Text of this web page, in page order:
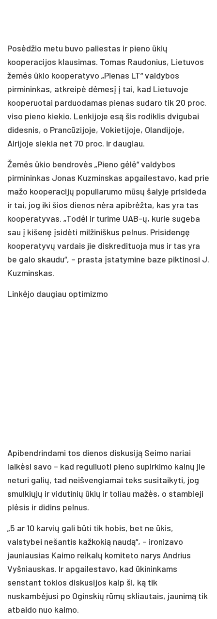
Posėdžio metu buvo paliestas ir pieno ūkių
kooperacijos klausimas. Tomas Raudonius, Lietuvos
žemės ūkio kooperatyvo „Pienas LT“ valdybos
pirmininkas, atkreipė dėmesį į tai, kad Lietuvoje
kooperuotai parduodamas pienas sudaro tik 20 proc.
viso pieno kiekio. Lenkijoje esą šis rodiklis dvigubai
didesnis, o Prancūzijoje, Vokietijoje, Olandijoje,
Airijoje siekia net 70 proc. ir daugiau.
Žemės ūkio bendrovės „Pieno gėlė“ valdybos
pirmininkas Jonas Kuzminskas apgailestavo, kad prie
mažo kooperacijų populiarumo mūsų šalyje prisideda
ir tai, jog iki šios dienos nėra apibrėžta, kas yra tas
kooperatyvas. „Todėl ir turime UAB-ų, kurie sugeba
sau į kišenę įsidėti milžiniškus pelnus. Prisidengę
kooperatyvų vardais jie diskredituoja mus ir tas yra
be galo skaudu“, – prasta įstatymine baze piktinosi J.
Kuzminskas.
Linkėjo daugiau optimizmo
Apibendrindami tos dienos diskusiją Seimo nariai
laikėsi savo – kad reguliuoti pieno supirkimo kainų jie
neturi galių, tad neišvengiamai teks susitaikyti, jog
smulkiųjų ir vidutinių ūkių ir toliau mažės, o stambieji
plėsis ir didins pelnus.
„5 ar 10 karvių gali būti tik hobis, bet ne ūkis,
valstybei nešantis kažkokią naudą“, – ironizavo
jauniausias Kaimo reikalų komiteto narys Andrius
Vyšniauskas. Ir apgailestavo, kad ūkininkams
senstant tokios diskusijos kaip ši, ką tik
nuskambėjusi po Oginskių rūmų skliautais, jaunimą tik
atbaido nuo kaimo.